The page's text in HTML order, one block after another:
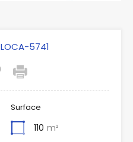
LOCA-5741
Surface
110 m²